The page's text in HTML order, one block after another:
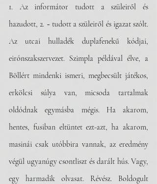
1. Az informátor tudott a szüleiről és
hazudott, 2. ~ tudott a szüleiről és igazat szólt.
Az utcai hulladék duplafenekű kódjai,
eirónszakszervezet. Szimpla példával élve, a
Böllért mindenki ismeri, megbecsült játékos,
erkölcsi súlya van, micsoda tartalmak
oldódnak egymásba mégis. Ha akarom,
hentes, fusiban eltüntet ezt-azt, ha akarom,
masinái csak utóbbira vannak, az eredmény
végül ugyanúgy csontliszt és darált hús. Vagy,
egy harmadik olvasat. Révész. Boldogult